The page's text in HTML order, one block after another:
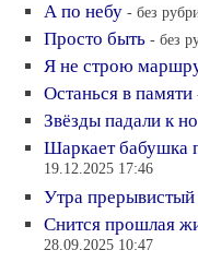
А по небу - без
Просто быть - без
Я не строю
Останься в памяти
Звёзды падали к
Шаркает бабушка
19.12.2025 17:46
Утра прерывистый
Снится прошлая
28.09.2025 10:47